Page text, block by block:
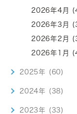
2026年4月
2026年3月
2026年2月
2026年1月
2025年 (60)
2024年 (38)
2023年 (33)